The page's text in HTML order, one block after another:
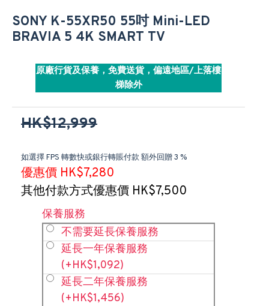
SONY K-55XR50 55吋 Mini-LED
BRAVIA 5 4K SMART TV
原廠行貨及保養，免費送貨，偏遠地區/上落樓
梯除外
HK$12,999
如選擇 FPS 轉數快或銀行轉賬付款 額外回贈 3 %
優惠價 HK$7,280
其他付款方式優惠價 HK$7,500
保養服務
不需要延長保養服務
延長一年保養服務
(+HK$1,092)
延長二年保養服務
(+HK$1,456)